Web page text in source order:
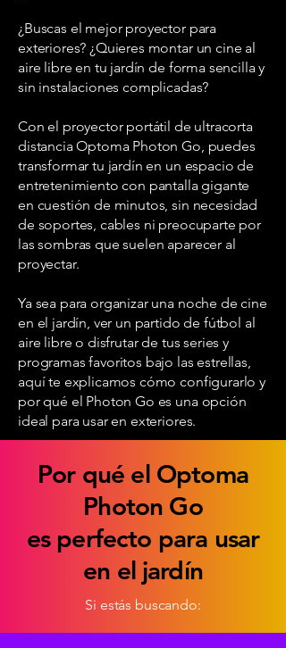
¿Buscas el mejor proyector para
exteriores? ¿Quieres montar un cine al
aire libre en tu jardín de forma sencilla y
sin instalaciones complicadas?
Con el proyector portátil de ultracorta
distancia Optoma Photon Go, puedes
transformar tu jardín en un espacio de
entretenimiento con pantalla gigante
en cuestión de minutos, sin necesidad
de soportes, cables ni preocuparte por
las sombras que suelen aparecer al
proyectar.
Ya sea para organizar una noche de cine
en el jardín, ver un partido de fútbol al
aire libre o disfrutar de tus series y
programas favoritos bajo las estrellas,
aquí te explicamos cómo configurarlo y
por qué el Photon Go es una opción
ideal para usar en exteriores.
Por qué el Optoma
Photon Go
es perfecto para usar
en el jardín
Si estás buscando:​